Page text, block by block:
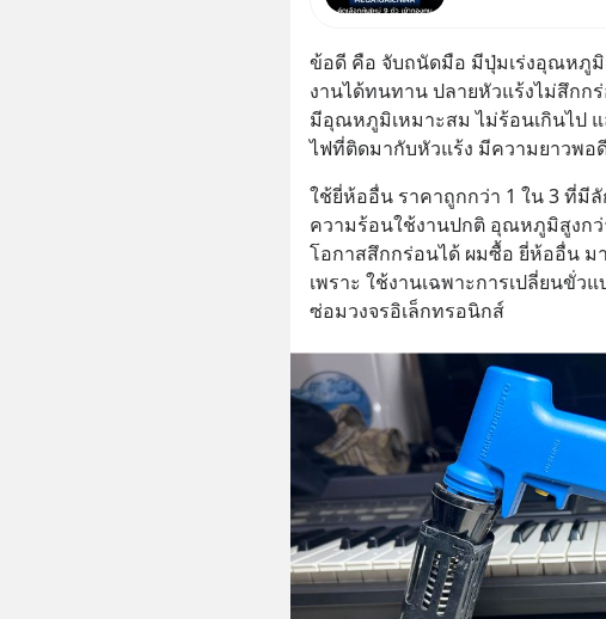
ผู้นำ AI จีน ตั้งแ
ความจำ โมเดล
ข้อดี คือ จับถนัดมือ มีปุ่มเร่งอุณหภูมิ
งานได้ทนทาน ปลายหัวแร้งไม่สึกก
มีอุณหภูมิเหมาะสม ไม่ร้อนเกินไป
ไฟที่ติดมากับหัวแร้ง มีความยาวพอ
ใช้ยี่ห้ออื่น ราคาถูกกว่า 1 ใน 3 ที่มี
ความร้อนใช้งานปกติ อุณหภูมิสูงกว่
โอกาสสึกกร่อนได้ ผมซื้อ ยี่ห้ออื่น ม
เพราะ ใช้งานเฉพาะการเปลี่ยนขั่ว
ซ่อมวงจรอิเล็กทรอนิกส์